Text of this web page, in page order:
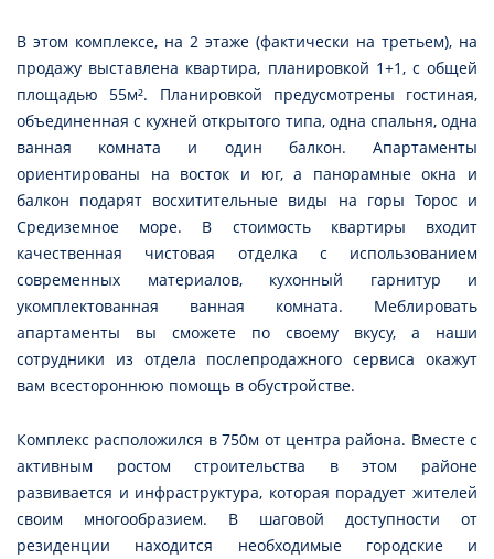
В этом комплексе, на 2 этаже (фактически на третьем), на
продажу выставлена квартира, планировкой 1+1, с общей
площадью 55м². Планировкой предусмотрены гостиная,
объединенная с кухней открытого типа, одна спальня, одна
ванная комната и один балкон. Апартаменты
ориентированы на восток и юг, а панорамные окна и
балкон подарят восхитительные виды на горы Торос и
Средиземное море. В стоимость квартиры входит
качественная чистовая отделка с использованием
современных материалов, кухонный гарнитур и
укомплектованная ванная комната. Меблировать
апартаменты вы сможете по своему вкусу, а наши
сотрудники из отдела послепродажного сервиса окажут
вам всестороннюю помощь в обустройстве.
Комплекс расположился в 750м от центра района. Вместе с
активным ростом строительства в этом районе
развивается и инфраструктура, которая порадует жителей
своим многообразием. В шаговой доступности от
резиденции находится необходимые городские и